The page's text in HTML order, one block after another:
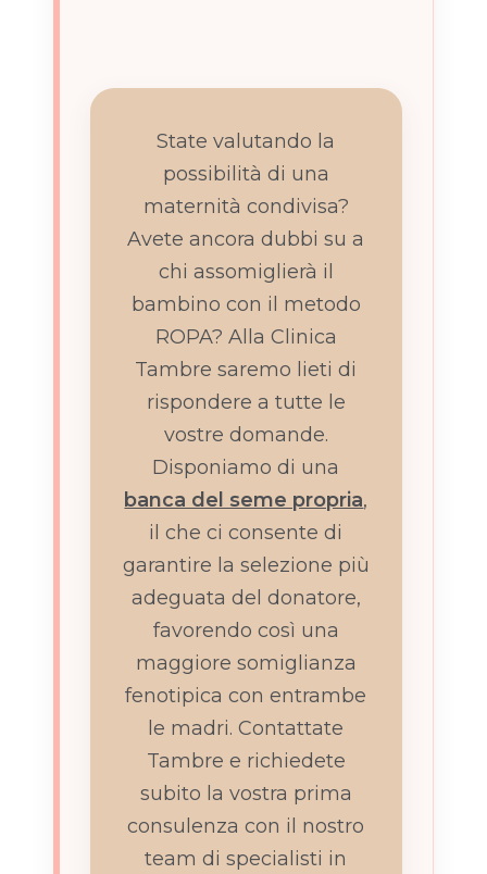
State valutando la
possibilità di una
maternità condivisa?
Avete ancora dubbi su a
chi assomiglierà il
bambino con il metodo
ROPA? Alla Clinica
Tambre saremo lieti di
rispondere a tutte le
vostre domande.
Disponiamo di una
banca del seme propria,
il che ci consente di
garantire la selezione più
adeguata del donatore,
favorendo così una
maggiore somiglianza
fenotipica con entrambe
le madri. Contattate
Tambre e richiedete
subito la vostra prima
consulenza con il nostro
team di specialisti in